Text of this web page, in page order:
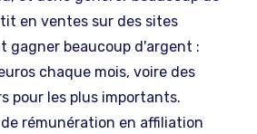
en ventes sur des sites
gagner beaucoup d'argent :
chaque mois, voire des
pour les plus importants.
rémunération en affiliation